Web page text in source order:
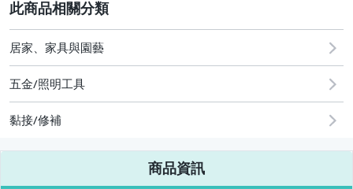
歡慶88節
[專區] A5 A6手帳活頁收納正流行 開學用品區
居家、家具與園藝
五金/照明工具
黏接/修補
商品資訊